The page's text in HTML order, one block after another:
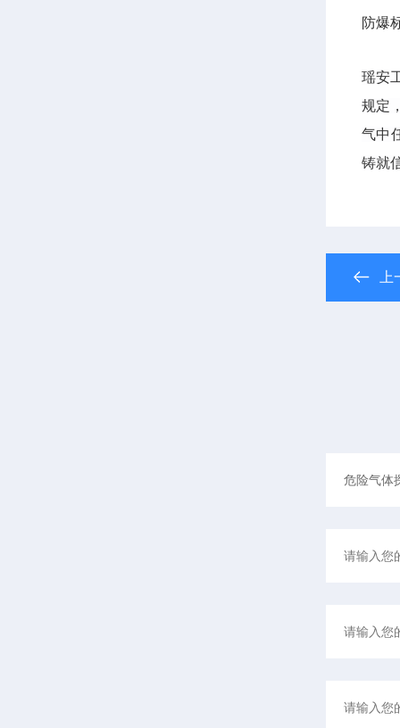
防爆
瑶安
规定
气中
铸就